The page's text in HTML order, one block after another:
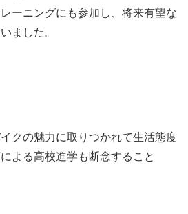
ーニングにも参加し、将来有望な
ました。
クの魅力に取りつかれて生活態度
よる高校進学も断念すること